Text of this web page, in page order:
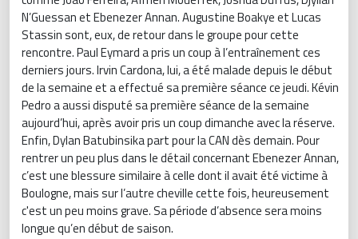
N’Guessan et Ebenezer Annan. Augustine Boakye et Lucas
Stassin sont, eux, de retour dans le groupe pour cette
rencontre. Paul Eymard a pris un coup à l’entraînement ces
derniers jours. Irvin Cardona, lui, a été malade depuis le début
de la semaine et a effectué sa première séance ce jeudi. Kévin
Pedro a aussi disputé sa première séance de la semaine
aujourd’hui, après avoir pris un coup dimanche avec la réserve.
Enfin, Dylan Batubinsika part pour la CAN dès demain. Pour
rentrer un peu plus dans le détail concernant Ebenezer Annan,
c’est une blessure similaire à celle dont il avait été victime à
Boulogne, mais sur l’autre cheville cette fois, heureusement
c'est un peu moins grave. Sa période d’absence sera moins
longue qu’en début de saison.